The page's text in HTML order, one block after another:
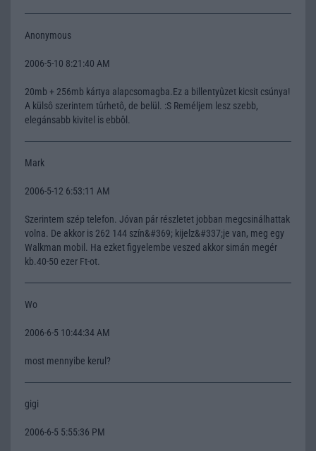
Anonymous
2006-5-10 8:21:40 AM
20mb + 256mb kártya alapcsomagba.Ez a billentyûzet kicsit csúnya!
A külsô szerintem tûrhetô, de belül. :S Reméljem lesz szebb,
elegánsabb kivitel is ebbôl.
Mark
2006-5-12 6:53:11 AM
Szerintem szép telefon. Jóvan pár részletet jobban megcsinálhattak
volna. De akkor is 262 144 szín&#369; kijelz&#337;je van, meg egy
Walkman mobil. Ha ezket figyelembe veszed akkor simán megér
kb.40-50 ezer Ft-ot.
Wo
2006-6-5 10:44:34 AM
most mennyibe kerul?
gigi
2006-6-5 5:55:36 PM